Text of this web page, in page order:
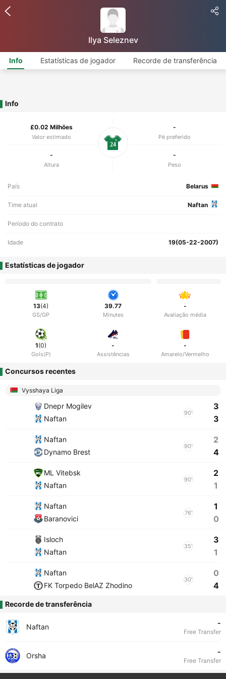
Ilya Seleznev
Info Estatísticas de jogador Recorde de transferência
Info
£0.02 Milhões
Valor estimado
-
Pé preferido
-
Altura
-
Peso
24
País Belarus
Time atual Naftan
Período do contrato
Idade 19(05-22-2007)
Estatísticas de jogador
13(4)
GS/GP
39.77
Minutes
-
Avaliação média
1(0)
Gols(P)
-
Assistências
-
Amarelo/Vermelho
Concursos recentes
Vysshaya Liga
Dnepr Mogilev
Naftan
90'
3
3
Naftan
Dynamo Brest
90'
2
4
ML Vitebsk
Naftan
90'
2
1
Naftan
Baranovici
76'
1
0
Isloch
Naftan
35'
3
1
Naftan
FK Torpedo BelAZ Zhodino
30'
0
4
Recorde de transferência
Naftan -
Free Transfer
Orsha -
Free Transfer